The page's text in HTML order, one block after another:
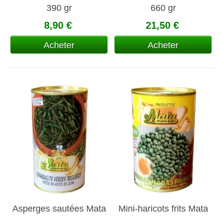
390 gr
8,90 €
Acheter
660 gr
21,50 €
Acheter
Asperges sautées Mata Mini-haricots frits Mata